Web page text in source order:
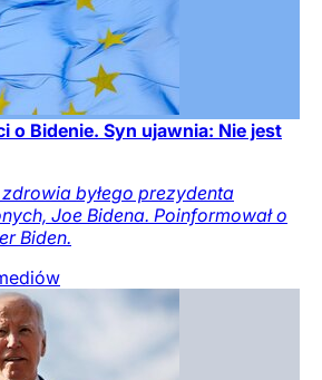
o Bidenie. Syn ujawnia: Nie jest
byłego prezydenta
Joe Bidena. Poinformował o
Biden.